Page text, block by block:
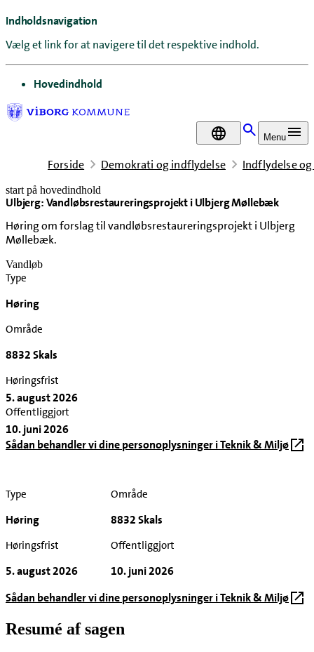
Indholdsnavigation
Vælg et link for at navigere til det respektive indhold.
gå til
Hovedindhold
DA Menu
Forside Demokrati og indflydelse Indflydelse
start på hovedindhold
Ulbjerg: Vandløbsrestaureringsprojekt i Ulbjerg Møllebæk
Høring om forslag til vandløbsrestaureringsprojekt i Ulbjerg
Møllebæk.
senest opdateret 10. juni 2026
Vandløb
Type
Høring
Område
8832 Skals
Høringsfrist
5. august 2026
Offentliggjort
10. juni 2026
Sådan behandler vi dine personoplysninger i Teknik & Miljø
Type
Høring
Område
8832 Skals
Høringsfrist
5. august 2026
Offentliggjort
10. juni 2026
Sådan behandler vi dine personoplysninger i Teknik & Miljø
Resumé af sagen